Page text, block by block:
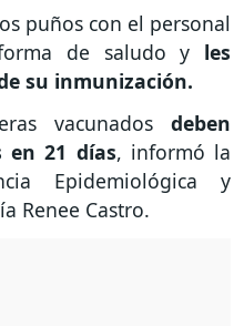
puños con el personal
de saludo y les
su inmunización.
vacunados deben
en 21 días, informó la
Epidemiológica y
Renee Castro.